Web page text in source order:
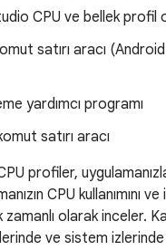
CPU ve bellek profil
satırı aracı
yardımcı programı
satırı aracı
profiler,
CPU kullanımını
olarak inceler.
ve sistem izlerinde